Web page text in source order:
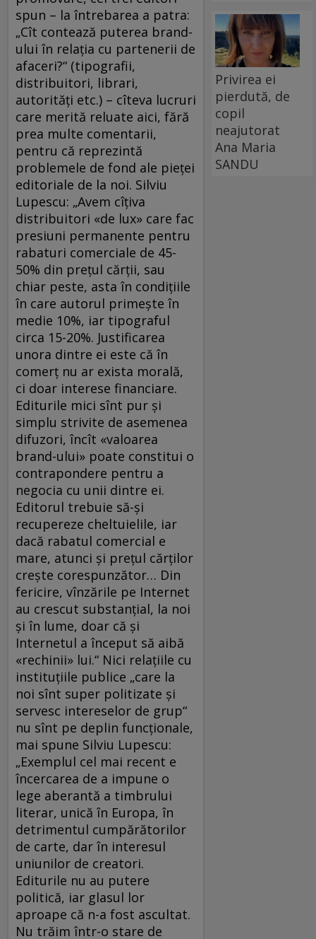
spun – la întrebarea a patra:
„Cît contează puterea brand-
ului în relația cu partenerii de
afaceri?“ (tipografii,
distribuitori, librari,
autorități etc.) – cîteva lucruri
care merită reluate aici, fără
prea multe comentarii,
pentru că reprezintă
problemele de fond ale pieţei
editoriale de la noi. Silviu
Lupescu: „Avem cîțiva
distribuitori «de lux» care fac
presiuni permanente pentru
rabaturi comerciale de 45-
50% din prețul cărții, sau
chiar peste, asta în condițiile
în care autorul primește în
medie 10%, iar tipograful
circa 15-20%. Justificarea
unora dintre ei este că în
comerț nu ar exista morală,
ci doar interese financiare.
Editurile mici sînt pur și
simplu strivite de asemenea
difuzori, încît «valoarea
brand-ului» poate constitui o
contrapondere pentru a
negocia cu unii dintre ei.
Editorul trebuie să-și
recupereze cheltuielile, iar
dacă rabatul comercial e
mare, atunci și prețul cărților
crește corespunzător… Din
fericire, vînzările pe Internet
au crescut substanțial, la noi
și în lume, doar că și
Internetul a început să aibă
«rechinii» lui.“ Nici relaţiile cu
instituțiile publice „care la
noi sînt su­per po­­li­ti­za­te și
servesc intereselor de grup“
nu sînt pe deplin funcţionale,
mai spune Silviu Lupescu:
„Exemplul cel mai recent e
încercarea de a impune o
lege aberantă a timbrului
literar, unică în Europa, în
detrimentul cumpărătorilor
de carte, dar în interesul
uniunilor de creatori.
Editurile nu au putere
politică, iar glasul lor
aproape că n-a fost ascultat.
Nu trăim într-o stare de
Privirea ei
pierdută, de
copil
neajutorat
Ana Maria
SANDU